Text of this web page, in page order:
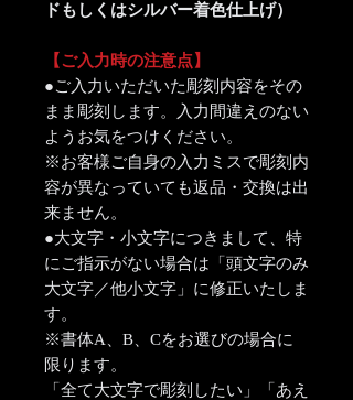
ドもしくはシルバー着色仕上げ）
【ご入力時の注意点】
●ご入力いただいた彫刻内容をその
まま彫刻します。入力間違えのない
ようお気をつけください。
※お客様ご自身の入力ミスで彫刻内
容が異なっていても返品・交換は出
来ません。
●大文字・小文字につきまして、特
にご指示がない場合は「頭文字のみ
大文字／他小文字」に修正いたしま
す。
※書体A、B、Cをお選びの場合に
限ります。
「全て大文字で彫刻したい」「あえ